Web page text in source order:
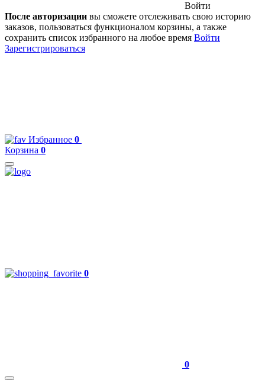
Войти
После авторизации вы сможете отслеживать свою историю
заказов, пользоваться функционалом корзины, а также
сохранить список избранного на любое время Войти
Зарегистрироваться
Избранное 0
Корзина 0
0
0